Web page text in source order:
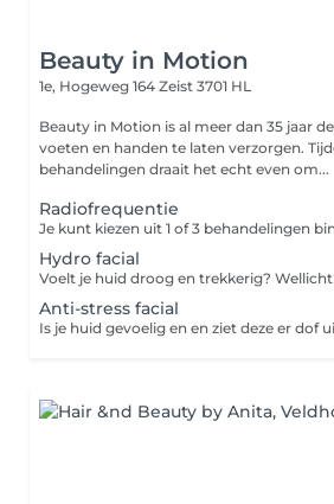
Beauty in Motion
1e, Hogeweg 164 Zeist 3701 HL
Beauty in Motion is al meer dan 35 jaar
voeten en handen te laten verzorgen.
behandelingen draait het echt even om...
Radiofrequentie
Hydro facial
Anti-stress facial